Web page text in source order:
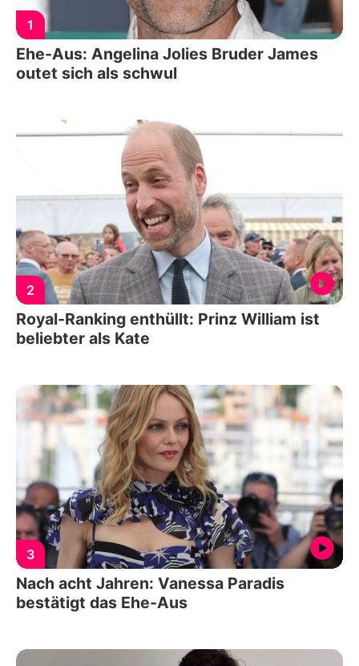
1
Ehe-Aus: Angelina Jolies Bruder James
outet sich als schwul
2
Royal-Ranking enthüllt: Prinz William ist
beliebter als Kate
3
Nach acht Jahren: Vanessa Paradis
bestätigt das Ehe-Aus